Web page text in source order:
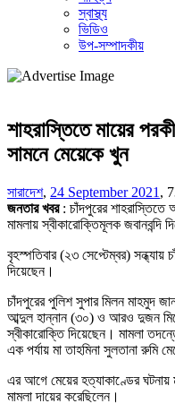
স্বাস্থ্য
ভিডিও
উপ-সম্পাদকীয়
শাহরাস্তিতে মায়ের
সামনে মেয়েকে খুন
সারাদেশ, 24 September 2021 ,
জনতার খবর: চাঁদপুরের
মামলায় স্বীকারোক্তিমূলক জবানবন্দি
বৃহস্পতিবার (২৩ সেপ্টেম্বর) সন্ধ্যায়
দিয়েছেন।
চাঁদপুরের পুলিশ সুপার মিলন মাহমুদ
আব্দুল হান্নান (৩০) ও আরও দুজন
স্বীকারোক্তি দিয়েছেন। মামলা
এক পর্যায় মা তাহমিনা সুলতানা রুমি
এর আগে মেয়ের হত্যাকাণ্ডের ঘটনায়
মামলা দায়ের করেছিলেন।